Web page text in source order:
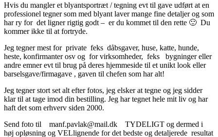
Hvis du mangler et blyantsportræt / tegning evt til gave udført at en
professionel tegner som med blyant laver mange fine detaljer og som
har ry for det ligner rigtig godt – er du kommet til den rette 🙂 Du
kommer ikke til at fortryde.
Jeg tegner mest for private feks dåbsgaver, huse, katte, hunde,
heste, konfirmanter osv og for virksomheder, feks bygninger eller
andre emner evt til brug på deres hjemmeside til et unikt look eller
barselsgave/firmagave , gaven til chefen som har alt!
Jeg tegner stort set alt efter fotos, jeg elsker at tegne og jeg sidder
klar til at tage imod din bestilling. Jeg har tegnet hele mit liv og har
haft det som erhverv siden 2000.
Send foto til manf.pavlak@mail.dk TYDELIGT og dermed i
høj opløsning og VELlignende for det bedste og detaljerede resultat